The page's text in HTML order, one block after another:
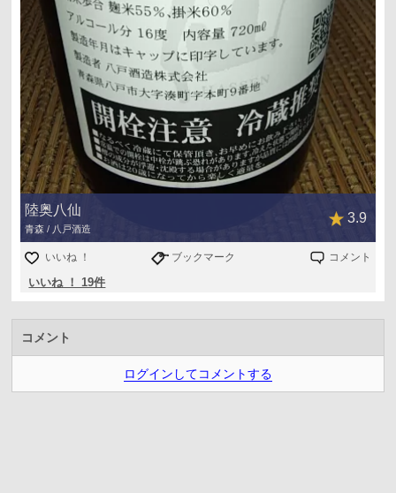
陸奥八仙
青森 / 八戸酒造
3.9
いいね ！ ブックマーク コメント
いいね ！ 19件
コメント
ログインしてコメントする